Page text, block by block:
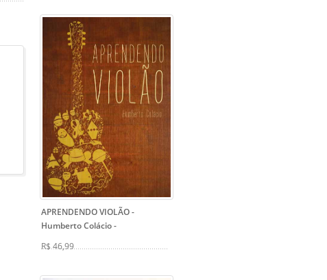
APRENDENDO VIOLÃO -
Humberto Colácio-
R$ 46,99